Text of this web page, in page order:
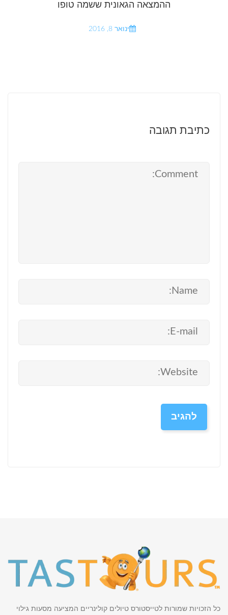
ההמצאה הגאונית ששמה טופו
ינואר 8, 2016
כתיבת תגובה
כל הזכויות שמורות לטייסטורס טיולים קולינריים המציעה מסעות גילוי